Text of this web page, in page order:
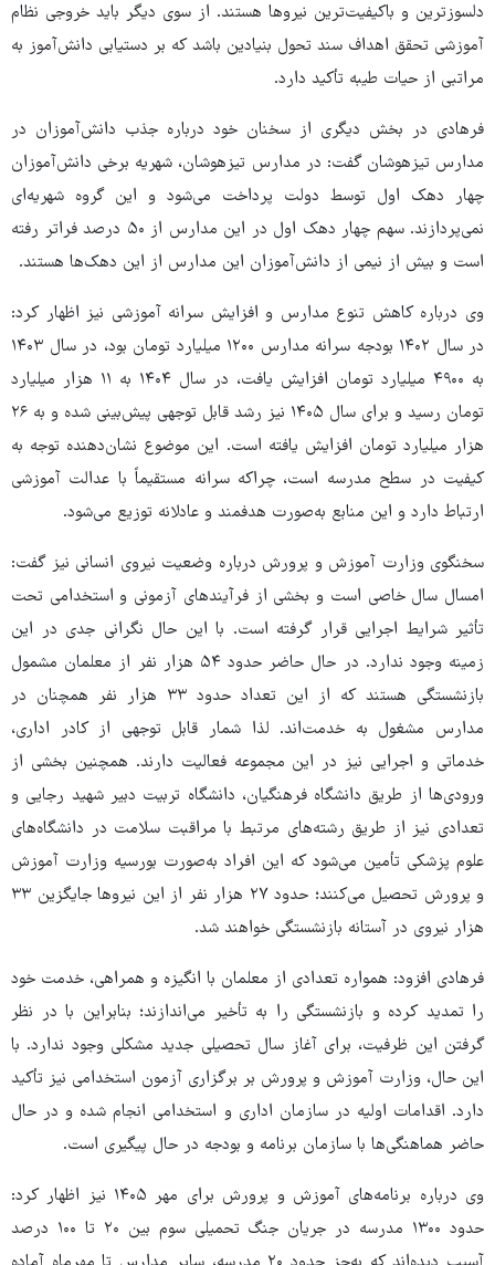
دلسوزترین و باکیفیت‌ترین نیروها هستند. از سوی دیگر باید خروجی نظام
آموزشی تحقق اهداف سند تحول بنیادین باشد که بر دستیابی دانش‌آموز به
مراتبی از حیات طیبه تأکید دارد.
فرهادی در بخش دیگری از سخنان خود درباره جذب دانش‌آموزان در
مدارس تیزهوشان گفت: در مدارس تیزهوشان، شهریه برخی دانش‌آموزان
چهار دهک اول توسط دولت پرداخت می‌شود و این گروه شهریه‌ای
نمی‌پردازند. سهم چهار دهک اول در این مدارس از ۵۰ درصد فراتر رفته
است و بیش از نیمی از دانش‌آموزان این مدارس از این دهک‌ها هستند.
وی درباره کاهش تنوع مدارس و افزایش سرانه آموزشی نیز اظهار کرد:
در سال ۱۴۰۲ بودجه سرانه مدارس ۱۲۰۰ میلیارد تومان بود، در سال ۱۴۰۳
به ۴۹۰۰ میلیارد تومان افزایش یافت، در سال ۱۴۰۴ به ۱۱ هزار میلیارد
تومان رسید و برای سال ۱۴۰۵ نیز رشد قابل توجهی پیش‌بینی شده و به ۲۶
هزار میلیارد تومان افزایش یافته است. این موضوع نشان‌دهنده توجه به
کیفیت در سطح مدرسه است، چراکه سرانه مستقیماً با عدالت آموزشی
ارتباط دارد و این منابع به‌صورت هدفمند و عادلانه توزیع می‌شود.
سخنگوی وزارت آموزش و پرورش درباره وضعیت نیروی انسانی نیز گفت:
امسال سال خاصی است و بخشی از فرآیندهای آزمونی و استخدامی تحت
تأثیر شرایط اجرایی قرار گرفته است. با این حال نگرانی جدی در این
زمینه وجود ندارد. در حال حاضر حدود ۵۴ هزار نفر از معلمان مشمول
بازنشستگی هستند که از این تعداد حدود ۳۳ هزار نفر همچنان در
مدارس مشغول به خدمت‌اند. لذا شمار قابل توجهی از کادر اداری،
خدماتی و اجرایی نیز در این مجموعه فعالیت دارند. همچنین بخشی از
ورودی‌ها از طریق دانشگاه فرهنگیان، دانشگاه تربیت دبیر شهید رجایی و
تعدادی نیز از طریق رشته‌های مرتبط با مراقبت سلامت در دانشگاه‌های
علوم پزشکی تأمین می‌شود که این افراد به‌صورت بورسیه وزارت آموزش
و پرورش تحصیل می‌کنند؛ حدود ۲۷ هزار نفر از این نیروها جایگزین ۳۳
هزار نیروی در آستانه بازنشستگی خواهند شد.
فرهادی افزود: همواره تعدادی از معلمان با انگیزه و همراهی، خدمت خود
را تمدید کرده و بازنشستگی را به تأخیر می‌اندازند؛ بنابراین با در نظر
گرفتن این ظرفیت، برای آغاز سال تحصیلی جدید مشکلی وجود ندارد. با
این حال، وزارت آموزش و پرورش بر برگزاری آزمون استخدامی نیز تأکید
دارد. اقدامات اولیه در سازمان اداری و استخدامی انجام شده و در حال
حاضر هماهنگی‌ها با سازمان برنامه و بودجه در حال پیگیری است.
وی درباره برنامه‌های آموزش و پرورش برای مهر ۱۴۰۵ نیز اظهار کرد:
حدود ۱۳۰۰ مدرسه در جریان جنگ تحمیلی سوم بین ۲۰ تا ۱۰۰ درصد